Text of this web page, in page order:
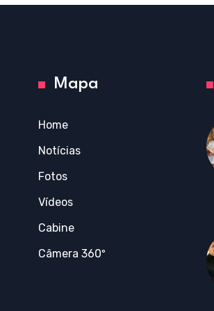
Mapa
Home
Notícias
Fotos
Vídeos
Cabine
Câmera 360º